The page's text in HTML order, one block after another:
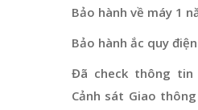
Bảo hành về máy 1
Bảo hành ắc quy
Đã check thông tin
Cảnh sát Giao